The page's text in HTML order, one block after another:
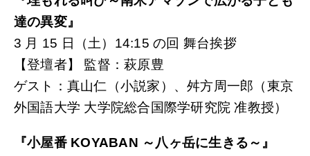
達の異変』
3 月 15 日（土）14:15 の回 舞台挨拶
【登壇者】 監督：萩原豊
ゲスト：真山仁（小説家）、舛方周一郎（東京
外国語大学 大学院総合国際学研究院 准教授）
『小屋番 KOYABAN ～八ヶ岳に生きる～』